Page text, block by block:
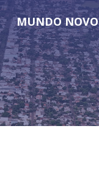
MUNDO NOVO